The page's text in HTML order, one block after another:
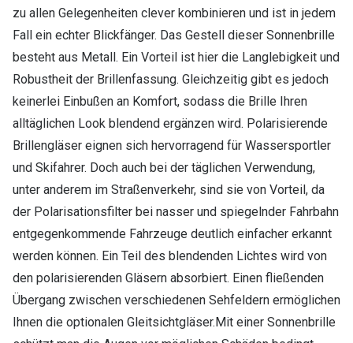
zu allen Gelegenheiten clever kombinieren und ist in jedem
Fall ein echter Blickfänger. Das Gestell dieser Sonnenbrille
besteht aus Metall. Ein Vorteil ist hier die Langlebigkeit und
Robustheit der Brillenfassung. Gleichzeitig gibt es jedoch
keinerlei Einbußen an Komfort, sodass die Brille Ihren
alltäglichen Look blendend ergänzen wird. Polarisierende
Brillengläser eignen sich hervorragend für Wassersportler
und Skifahrer. Doch auch bei der täglichen Verwendung,
unter anderem im Straßenverkehr, sind sie von Vorteil, da
der Polarisationsfilter bei nasser und spiegelnder Fahrbahn
entgegenkommende Fahrzeuge deutlich einfacher erkannt
werden können. Ein Teil des blendenden Lichtes wird von
den polarisierenden Gläsern absorbiert. Einen fließenden
Übergang zwischen verschiedenen Sehfeldern ermöglichen
Ihnen die optionalen Gleitsichtgläser.Mit einer Sonnenbrille